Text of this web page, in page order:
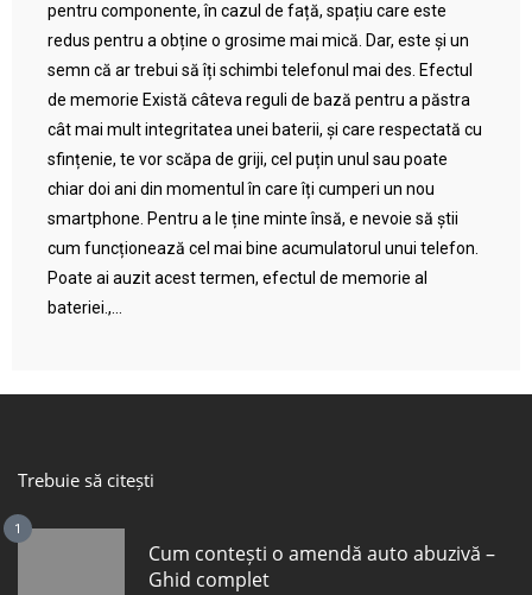
pentru componente, în cazul de față, spațiu care este
redus pentru a obține o grosime mai mică. Dar, este și un
semn că ar trebui să îți schimbi telefonul mai des. Efectul
de memorie Există câteva reguli de bază pentru a păstra
cât mai mult integritatea unei baterii, și care respectată cu
sfințenie, te vor scăpa de griji, cel puțin unul sau poate
chiar doi ani din momentul în care îți cumperi un nou
smartphone. Pentru a le ține minte însă, e nevoie să știi
cum funcționează cel mai bine acumulatorul unui telefon.
Poate ai auzit acest termen, efectul de memorie al
bateriei.,...
Trebuie să citești
1
Cum contești o amendă auto abuzivă –
Ghid complet